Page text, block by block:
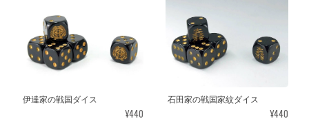
伊達家の戦国ダイス
¥440
石田家の戦国家紋ダイス
¥440